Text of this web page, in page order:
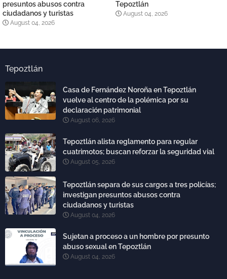
presuntos abusos contra
ciudadanos y turistas
August 04, 2026
Tepoztlán
August 04, 2026
Tepoztlán
Casa de Fernández Noroña en Tepoztlán
vuelve al centro de la polémica por su
declaración patrimonial
August 06, 2026
Tepoztlán alista reglamento para regular
cuatrimotos; buscan reforzar la seguridad vial
August 05, 2026
Tepoztlán separa de sus cargos a tres policías;
investigan presuntos abusos contra
ciudadanos y turistas
August 04, 2026
Sujetan a proceso a un hombre por presunto
abuso sexual en Tepoztlán
August 04, 2026